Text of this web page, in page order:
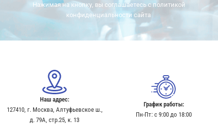
Нажимая на кнопку, вы соглашаетесь с политикой
конфиденциальности сайта
Наш адрес:
127410, г. Москва, Алтуфьевское ш.,
д. 79А, стр.25, к. 13​
График работы:
Пн-Пт: с 9:00 до 18:00